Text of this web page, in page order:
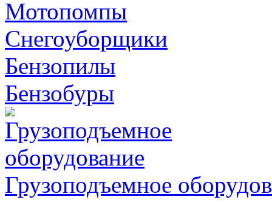
Мотопомпы
Снегоуборщики
Бензопилы
Бензобуры
Грузоподъемное